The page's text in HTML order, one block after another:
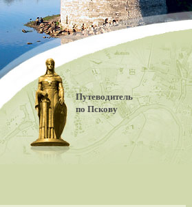
Путеводитель
по Пскову